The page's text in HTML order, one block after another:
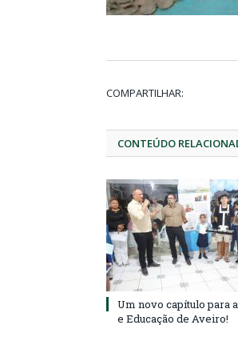
COMPARTILHAR:
CONTEÚDO
Um novo capítulo para
e Educação de Aveiro!